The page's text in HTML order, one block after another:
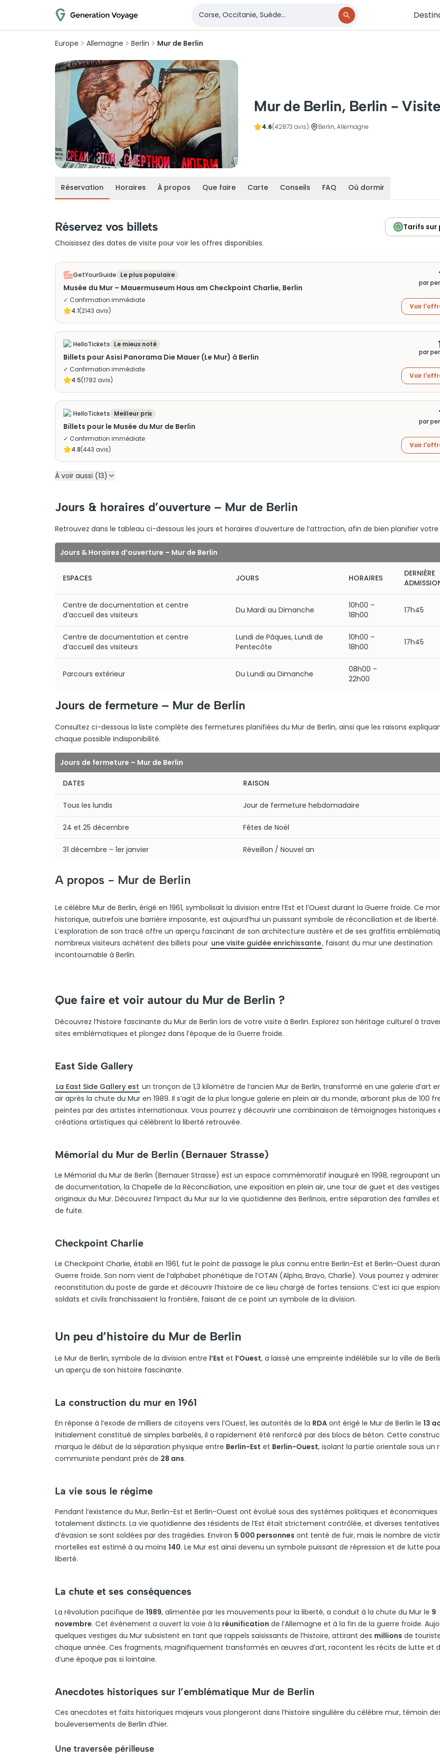
Europe Allemagne Berlin Mur de Berlin
Mur de Berlin, Berlin -
4.6(42873 avis) Berlin, Allemagne
Réservation Horaires À propos Que faire Carte Conseils FAQ Où dormir
Réservez vos billets
Choisissez des dates de visite pour voir les offres disponibles.
Tarifs sur
GetYourGuide Le plus populaire
Musée du Mur – Mauermuseum Haus am Checkpoint Charlie, Berlin
✓ Confirmation immédiate
4.1(2143 avis)
par
Voir
HelloTickets Le mieux noté
Billets pour Asisi Panorama Die Mauer (Le Mur) à Berlin
✓ Confirmation immédiate
4.5(1782avis)
par
Voir
HelloTickets Meilleur prix
Billets pour le Musée du Mur de Berlin
✓ Confirmation immédiate
4.8(443 avis)
par
Voir
À voir aussi (13)
Jours & horaires d’ouverture – Mur de Berlin
Retrouvez dans le tableau ci-dessous les jours et horaires d’ouverture de l’attraction, afin de bien planifier votre
Jours & Horaires d’ouverture – Mur de Berlin
ESPACES JOURS HORAIRES
DERNIÈRE
Centre de documentation et centre
d’accueil des visiteurs
Du Mardi au Dimanche
10h00 –
18h00
17h45
Centre de documentation et centre
d’accueil des visiteurs
Lundi de Pâques, Lundi de
Pentecôte
10h00 –
18h00
17h45
Parcours extérieur Du Lundi au Dimanche
08h00 –
22h00
Jours de fermeture – Mur de Berlin
Consultez ci-dessous la liste complète des fermetures planifiées du Mur de Berlin, ainsi que les raisons
chaque possible indisponibilité.
Jours de fermeture – Mur de Berlin
DATES RAISON
Tous les lundis Jour de fermeture hebdomadaire
24 et 25 décembre Fêtes de Noël
31 décembre – 1er janvier Réveillon / Nouvel an
A propos - Mur de Berlin
Le célèbre Mur de Berlin, érigé en 1961, symbolisait la division entre l’Est et l’Ouest durant la Guerre froide. Ce
historique, autrefois une barrière imposante, est aujourd’hui un puissant symbole de réconciliation et de liberté.
L’exploration de son tracé offre un aperçu fascinant de son architecture austère et de ses graffitis
nombreux visiteurs achètent des billets pour une visite guidée enrichissante, faisant du mur une destination
incontournable à Berlin.
Que faire et voir autour du Mur de Berlin ?
Découvrez l’histoire fascinante du Mur de Berlin lors de votre visite à Berlin. Explorez son héritage culturel à
sites emblématiques et plongez dans l’époque de la Guerre froide.
East Side Gallery
La East Side Gallery est un tronçon de 1,3 kilomètre de l’ancien Mur de Berlin, transformé en une galerie d’art
air après la chute du Mur en 1989. Il s’agit de la plus longue galerie en plein air du monde, arborant plus de 100
peintes par des artistes internationaux. Vous pourrez y découvrir une combinaison de témoignages historiques
créations artistiques qui célèbrent la liberté retrouvée.
Mémorial du Mur de Berlin (Bernauer Strasse)
Le Mémorial du Mur de Berlin (Bernauer Strasse) est un espace commémoratif inauguré en 1998, regroupant
de documentation, la Chapelle de la Réconciliation, une exposition en plein air, une tour de guet et des vestiges
originaux du Mur. Découvrez l’impact du Mur sur la vie quotidienne des Berlinois, entre séparation des familles
de fuite.
Checkpoint Charlie
Le Checkpoint Charlie, établi en 1961, fut le point de passage le plus connu entre Berlin-Est et Berlin-Ouest
Guerre froide. Son nom vient de l’alphabet phonétique de l’OTAN (Alpha, Bravo, Charlie). Vous pourrez y
reconstitution du poste de garde et découvrir l’histoire de ce lieu chargé de fortes tensions. C’est ici que
soldats et civils franchissaient la frontière, faisant de ce point un symbole de la division.
Un peu d’histoire du Mur de Berlin
Le Mur de Berlin, symbole de la division entre l’Est et l’Ouest, a laissé une empreinte indélébile sur la ville de
un aperçu de son histoire fascinante.
La construction du mur en 1961
En réponse à l’exode de milliers de citoyens vers l’Ouest, les autorités de la RDA ont érigé le Mur de Berlin le 13
Initialement constitué de simples barbelés, il a rapidement été renforcé par des blocs de béton. Cette
marqua le début de la séparation physique entre Berlin-Est et Berlin-Ouest, isolant la partie orientale sous un
communiste pendant près de 28 ans.
La vie sous le régime
Pendant l’existence du Mur, Berlin-Est et Berlin-Ouest ont évolué sous des systèmes politiques et économiques
totalement distincts. La vie quotidienne des résidents de l’Est était strictement contrôlée, et diverses tentatives
d’évasion se sont soldées par des tragédies. Environ 5 000 personnes ont tenté de fuir, mais le nombre de
mortelles est estimé à au moins 140. Le Mur est ainsi devenu un symbole puissant de répression et de lutte
liberté.
La chute et ses conséquences
La révolution pacifique de 1989, alimentée par les mouvements pour la liberté, a conduit à la chute du Mur le 9
novembre. Cet événement a ouvert la voie à la réunification de l’Allemagne et à la fin de la guerre froide.
quelques vestiges du Mur subsistent en tant que rappels saisissants de l’histoire, attirant des millions de
chaque année. Ces fragments, magnifiquement transformés en œuvres d’art, racontent les récits de lutte et
d’une époque pas si lointaine.
Anecdotes historiques sur l’emblématique Mur de Berlin
Ces anecdotes et faits historiques majeurs vous plongeront dans l’histoire singulière du célèbre mur, témoin
bouleversements de Berlin d’hier.
Une traversée périlleuse